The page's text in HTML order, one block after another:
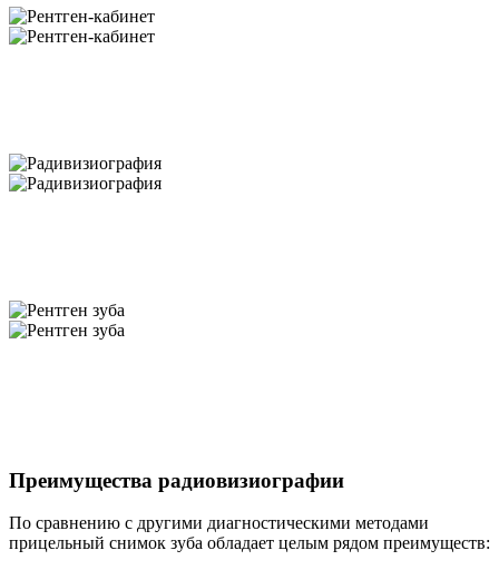
Преимущества радиовизиографии
По сравнению с другими диагностическими методами
прицельный снимок зуба обладает целым рядом преимуществ: